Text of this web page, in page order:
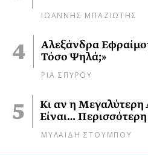
ΙΩΑΝΝΗΣ ΜΠΑΖΙΩΤΗΣ
Αλεξάνδρα
Τόσο Ψηλά;»
ΡΙΑ ΣΠΥΡΟΥ
Κι αν η
Είναι…
ΜΥΛΑΙΔΗ ΣΤΟΥΜΠΟΥ